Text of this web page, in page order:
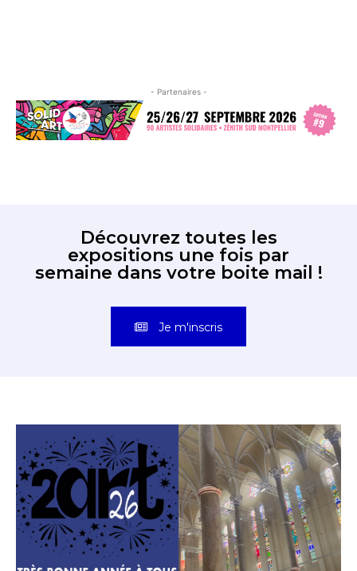
- Partenaires -
Découvrez toutes les
expositions une fois par
semaine dans votre boite mail !
Je m'inscris